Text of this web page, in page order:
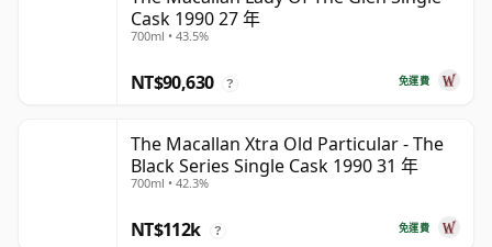
Cask 1990 27 年
700ml • 43.5%
免運費
NT$90,630 ?
The Macallan Xtra Old Particular - The
Black Series Single Cask 1990 31 年
700ml • 42.3%
免運費
NT$112k ?